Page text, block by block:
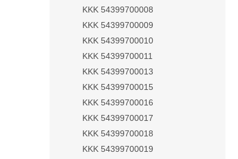
KKK 54399700008
KKK 54399700009
KKK 54399700010
KKK 54399700011
KKK 54399700013
KKK 54399700015
KKK 54399700016
KKK 54399700017
KKK 54399700018
KKK 54399700019